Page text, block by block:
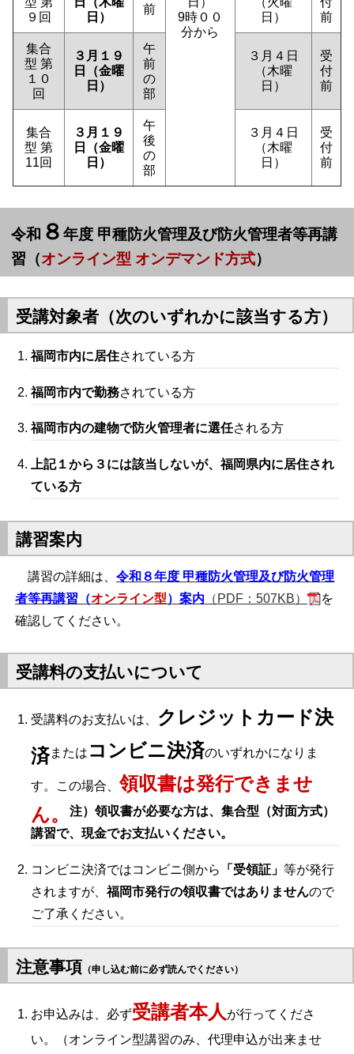
9時００
分から
９回
日）
前
日）
前
集合
型 第
１０
回
３月１９
日（金曜
日）
午
前
の
部
３月４日
（木曜
日）
受
付
前
集合
型 第
11回
３月１９
日（金曜
日）
午
後
の
部
３月４日
（木曜
日）
受
付
前
令和 ８年度 甲種防火管理及び防火管理者等再講
習（オンライン型 オンデマンド方式）
受講対象者（次のいずれかに該当する方）
福岡市内に居住されている方
福岡市内で勤務されている方
福岡市内の建物で防火管理者に選任される方
上記１から３には該当しないが、福岡県内に居住され
ている方
講習案内
講習の詳細は、令和８年度 甲種防火管理及び防火管理
者等再講習（オンライン型）案内 （PDF：507KB）
を
確認してください。
受講料の支払いについて
受講料のお支払いは、 クレジットカード決
済または コンビニ決済のいずれかになりま
す。この場合、領収書は発行できませ
ん。注）領収書が必要な方は、集合型（対面方式）
講習で、現金でお支払いください。
コンビニ決済ではコンビニ側から 「受領証」等が発行
されますが、福岡市発行の領収書ではありませんので
ご了承ください。
注意事項 （申し込む前に必ず読んでください）
お申込みは、必ず受講者本人が行ってくださ
い。（オンライン型講習のみ、代理申込が出来ませ